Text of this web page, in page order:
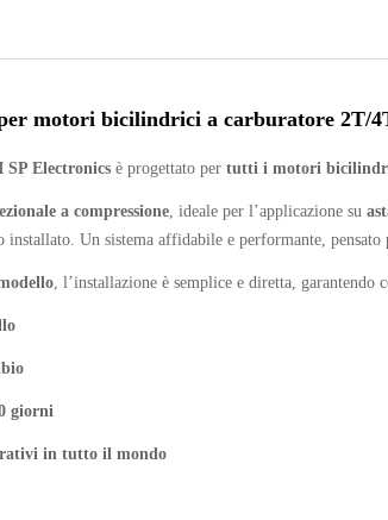
motori bicilindrici a carburatore 2T/4T
Electronics è progettato per tutti i motori
a compressione, ideale per l’applicazione su
installato. Un sistema affidabile e performante,
, l’installazione è semplice e diretta,
giorni
in tutto il mondo